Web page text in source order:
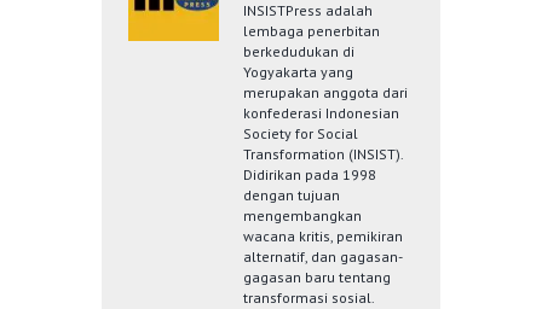
INSISTPress adalah
lembaga penerbitan
berkedudukan di
Yogyakarta yang
merupakan anggota dari
konfederasi Indonesian
Society for Social
Transformation (INSIST).
Didirikan pada 1998
dengan tujuan
mengembangkan
wacana kritis, pemikiran
alternatif, dan gagasan-
gagasan baru tentang
transformasi sosial.